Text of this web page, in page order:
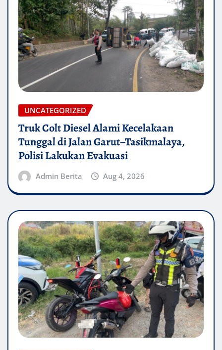
UNCATEGORIZED
Truk Colt Diesel Alami Kecelakaan
Tunggal di Jalan Garut–Tasikmalaya,
Polisi Lakukan Evakuasi
Admin Berita Aug 4, 2026